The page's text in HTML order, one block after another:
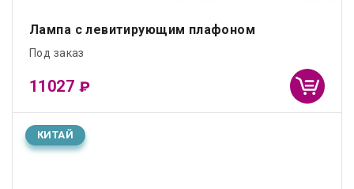
Лампа с левитирующим плафоном
Под заказ
11027 ₽
КИТАЙ